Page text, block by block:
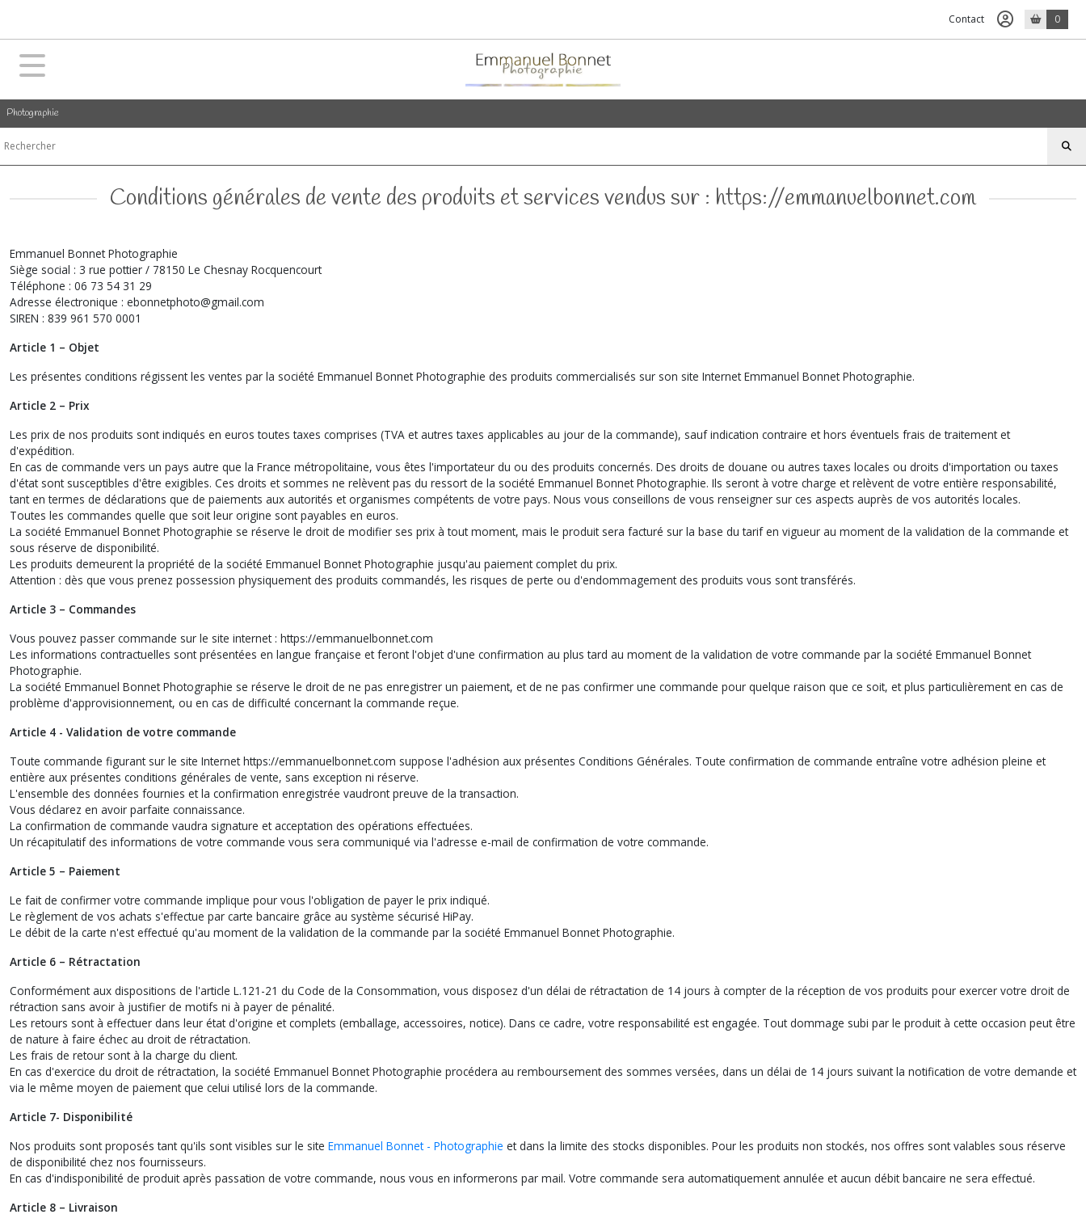
Contact 0
Photographie
Conditions générales de vente des produits et services vendus sur : https://emmanuelbonnet.com
Emmanuel Bonnet Photographie
Siège social : 3 rue pottier / 78150 Le Chesnay Rocquencourt
Téléphone : 06 73 54 31 29
Adresse électronique : ebonnetphoto@gmail.com
SIREN : 839 961 570 0001
Article 1 – Objet
Les présentes conditions régissent les ventes par la société Emmanuel Bonnet Photographie des produits commercialisés sur son site Internet Emmanuel Bonnet Photographie.
Article 2 – Prix
Les prix de nos produits sont indiqués en euros toutes taxes comprises (TVA et autres taxes applicables au jour de la commande), sauf indication contraire et hors éventuels frais de traitement et
d'expédition.
En cas de commande vers un pays autre que la France métropolitaine, vous êtes l'importateur du ou des produits concernés. Des droits de douane ou autres taxes locales ou droits d'importation ou taxes
d'état sont susceptibles d'être exigibles. Ces droits et sommes ne relèvent pas du ressort de la société Emmanuel Bonnet Photographie. Ils seront à votre charge et relèvent de votre entière responsabilité,
tant en termes de déclarations que de paiements aux autorités et organismes compétents de votre pays. Nous vous conseillons de vous renseigner sur ces aspects auprès de vos autorités locales.
Toutes les commandes quelle que soit leur origine sont payables en euros.
La société Emmanuel Bonnet Photographie se réserve le droit de modifier ses prix à tout moment, mais le produit sera facturé sur la base du tarif en vigueur au moment de la validation de la commande et
sous réserve de disponibilité.
Les produits demeurent la propriété de la société Emmanuel Bonnet Photographie jusqu'au paiement complet du prix.
Attention : dès que vous prenez possession physiquement des produits commandés, les risques de perte ou d'endommagement des produits vous sont transférés.
Article 3 – Commandes
Vous pouvez passer commande sur le site internet : https://emmanuelbonnet.com
Les informations contractuelles sont présentées en langue française et feront l'objet d'une confirmation au plus tard au moment de la validation de votre commande par la société Emmanuel Bonnet
Photographie.
La société Emmanuel Bonnet Photographie se réserve le droit de ne pas enregistrer un paiement, et de ne pas confirmer une commande pour quelque raison que ce soit, et plus particulièrement en cas de
problème d'approvisionnement, ou en cas de difficulté concernant la commande reçue.
Article 4 - Validation de votre commande
Toute commande figurant sur le site Internet https://emmanuelbonnet.com suppose l'adhésion aux présentes Conditions Générales. Toute confirmation de commande entraîne votre adhésion pleine et
entière aux présentes conditions générales de vente, sans exception ni réserve.
L'ensemble des données fournies et la confirmation enregistrée vaudront preuve de la transaction.
Vous déclarez en avoir parfaite connaissance.
La confirmation de commande vaudra signature et acceptation des opérations effectuées.
Un récapitulatif des informations de votre commande vous sera communiqué via l'adresse e-mail de confirmation de votre commande.
Article 5 – Paiement
Le fait de confirmer votre commande implique pour vous l'obligation de payer le prix indiqué.
Le règlement de vos achats s'effectue par carte bancaire grâce au système sécurisé HiPay.
Le débit de la carte n'est effectué qu'au moment de la validation de la commande par la société Emmanuel Bonnet Photographie.
Article 6 – Rétractation
Conformément aux dispositions de l'article L.121-21 du Code de la Consommation, vous disposez d'un délai de rétractation de 14 jours à compter de la réception de vos produits pour exercer votre droit de
rétraction sans avoir à justifier de motifs ni à payer de pénalité.
Les retours sont à effectuer dans leur état d'origine et complets (emballage, accessoires, notice). Dans ce cadre, votre responsabilité est engagée. Tout dommage subi par le produit à cette occasion peut être
de nature à faire échec au droit de rétractation.
Les frais de retour sont à la charge du client.
En cas d'exercice du droit de rétractation, la société Emmanuel Bonnet Photographie procédera au remboursement des sommes versées, dans un délai de 14 jours suivant la notification de votre demande et
via le même moyen de paiement que celui utilisé lors de la commande.
Article 7- Disponibilité
Nos produits sont proposés tant qu'ils sont visibles sur le site Emmanuel Bonnet - Photographie et dans la limite des stocks disponibles. Pour les produits non stockés, nos offres sont valables sous réserve
de disponibilité chez nos fournisseurs.
En cas d'indisponibilité de produit après passation de votre commande, nous vous en informerons par mail. Votre commande sera automatiquement annulée et aucun débit bancaire ne sera effectué.
Article 8 – Livraison